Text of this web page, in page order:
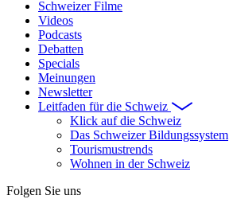
Schweizer Filme
Videos
Podcasts
Debatten
Specials
Meinungen
Newsletter
Leitfaden für die Schweiz
Klick auf die Schweiz
Das Schweizer Bildungssystem
Tourismustrends
Wohnen in der Schweiz
Folgen Sie uns